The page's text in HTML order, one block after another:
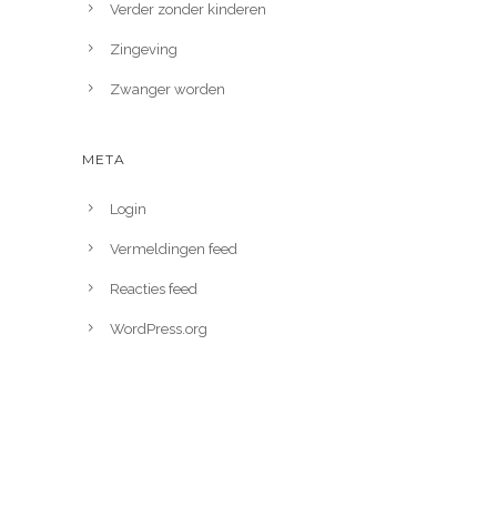
Verder zonder kinderen
Zingeving
Zwanger worden
META
Login
Vermeldingen feed
Reacties feed
WordPress.org